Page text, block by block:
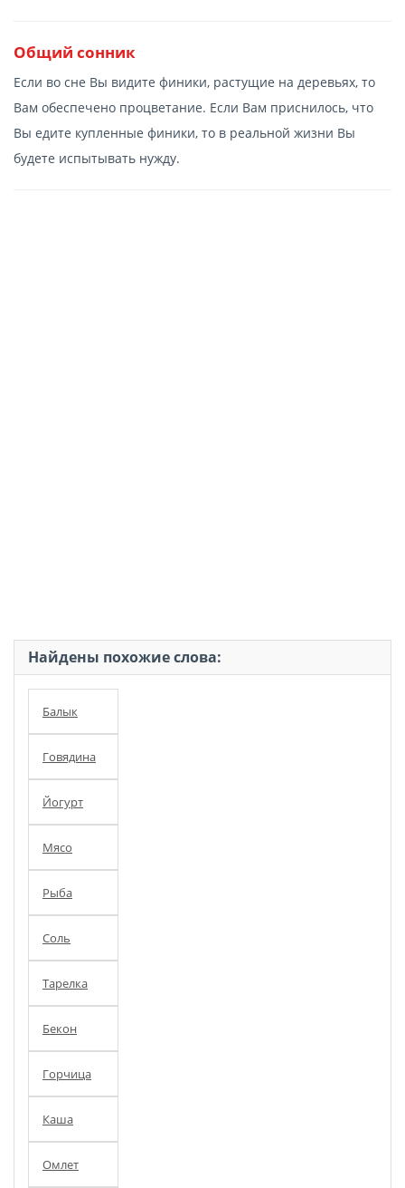
Общий сонник
Если во сне Вы видите финики, растущие на деревьях, то
Вам обеспечено процветание. Если Вам приснилось, что
Вы едите купленные финики, то в реальной жизни Вы
будете испытывать нужду.
Найдены похожие слова:
Балык
Говядина
Йогурт
Мясо
Рыба
Соль
Тарелка
Бекон
Горчица
Каша
Омлет